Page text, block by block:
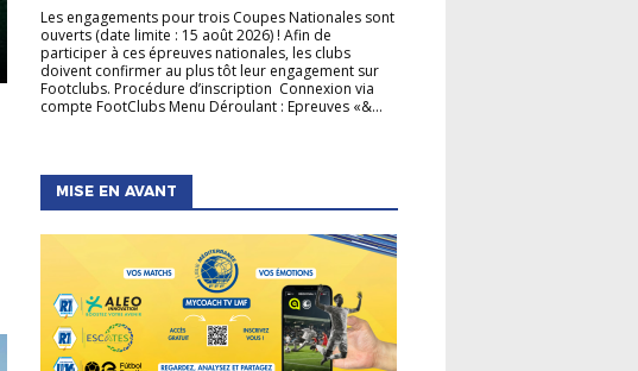
Les engagements pour trois Coupes Nationales sont
ouverts (date limite : 15 août 2026) ! Afin de
participer à ces épreuves nationales, les clubs
doivent confirmer au plus tôt leur engagement sur
Footclubs. Procédure d’inscription Connexion via
compte FootClubs Menu Déroulant : Epreuves «&...
MISE EN AVANT